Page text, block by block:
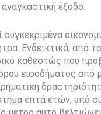
έξοδο.
Ενδεικτικά, από
καθεστώς που
εισοδήματος από
επτά ετών, υπό